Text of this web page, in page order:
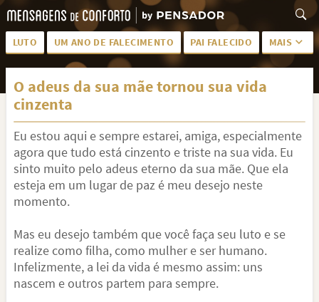
LUTO UM ANO DE FALECIMENTO PAI FALECIDO MAIS
LUTO PARA AMIGA PALAVRAS
PÊSAMES PARA AMIGA DESCANSE EM PAZ
MEUS SENTIMENTOS PÊSAMES PARA AMIGO
FRASES DE LUTO PARA AMIGO FIM DE NAMORO
O adeus da sua mãe tornou sua vida
cinzenta
Eu estou aqui e sempre estarei, amiga, especialmente
agora que tudo está cinzento e triste na sua vida. Eu
sinto muito pelo adeus eterno da sua mãe. Que ela
esteja em um lugar de paz é meu desejo neste
momento.
Mas eu desejo também que você faça seu luto e se
realize como filha, como mulher e ser humano.
Infelizmente, a lei da vida é mesmo assim: uns
nascem e outros partem para sempre.